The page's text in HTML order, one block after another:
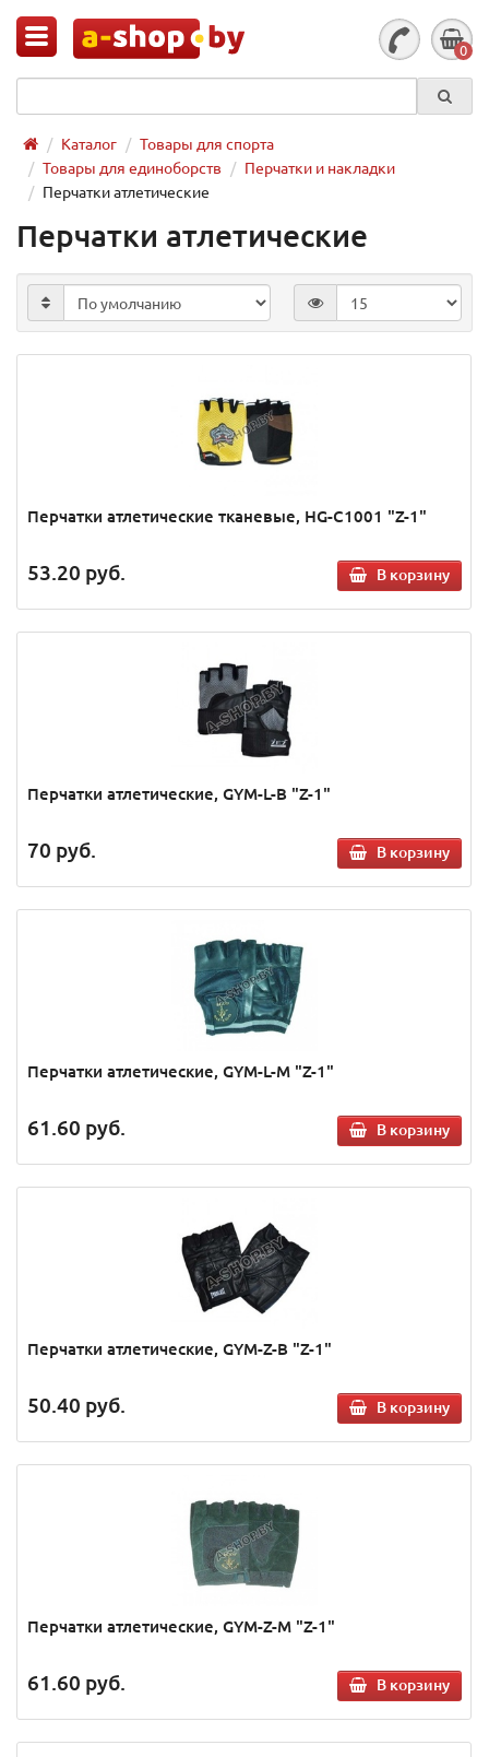
0
Каталог
Товары для спорта
Товары для единоборств
Перчатки и накладки
Перчатки атлетические
Перчатки атлетические
Перчатки атлетические тканевые, HG-C1001 "Z-1"
53.20 руб. В корзину
Перчатки атлетические, GYM-L-B "Z-1"
70 руб. В корзину
Перчатки атлетические, GYM-L-M "Z-1"
61.60 руб. В корзину
Перчатки атлетические, GYM-Z-B "Z-1"
50.40 руб. В корзину
Перчатки атлетические, GYM-Z-M "Z-1"
61.60 руб. В корзину